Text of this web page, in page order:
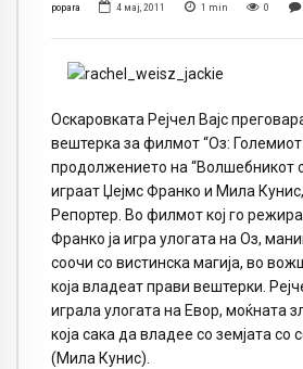
popara 4 мај, 2011 1 min 0
Оскаровката Рејчел Вајс
вештерка за филмот “Оз:
продолжението на “Волшебникот
играат Џејмс Франко и Мила
Репортер. Во филмот кој го
Франко ја игра улогата на Оз,
соочи со вистинска магија, во
која владеат прави вештерки.
играла улогата на Евор, моќната
која сака да владее со земјата со
(Мила Кунис).